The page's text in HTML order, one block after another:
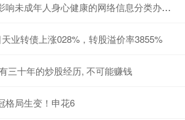
身心健康的网络信息分类办法（征求意见稿）》公开征求意见
业转债上涨028%，转股溢价率3855%
三十年的炒股经历, 不可能赚钱
格局生变！申花6